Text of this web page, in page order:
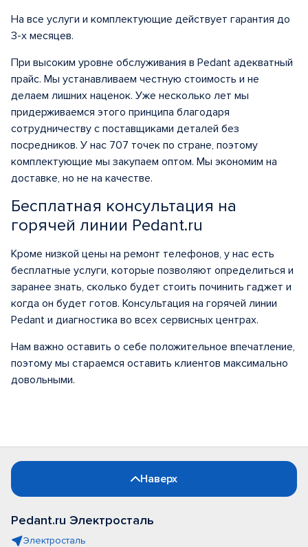
На все услуги и комплектующие действует гарантия до
3-х месяцев.
При высоким уровне обслуживания в Pedant адекватный
прайс. Мы устанавливаем честную стоимость и не
делаем лишних наценок. Уже несколько лет мы
придерживаемся этого принципа благодаря
сотрудничеству с поставщиками деталей без
посредников. У нас 707 точек по стране, поэтому
комплектующие мы закупаем оптом. Мы экономим на
доставке, но не на качестве.
Бесплатная консультация на
горячей линии Pedant.ru
Кроме низкой цены на ремонт телефонов, у нас есть
бесплатные услуги, которые позволяют определиться и
заранее знать, сколько будет стоить починить гаджет и
когда он будет готов. Консультация на горячей линии
Pedant и диагностика во всех сервисных центрах.
Нам важно оставить о себе положительное впечатление,
поэтому мы стараемся оставить клиентов максимально
довольными.
Наверх
Pedant.ru Электросталь
Электросталь